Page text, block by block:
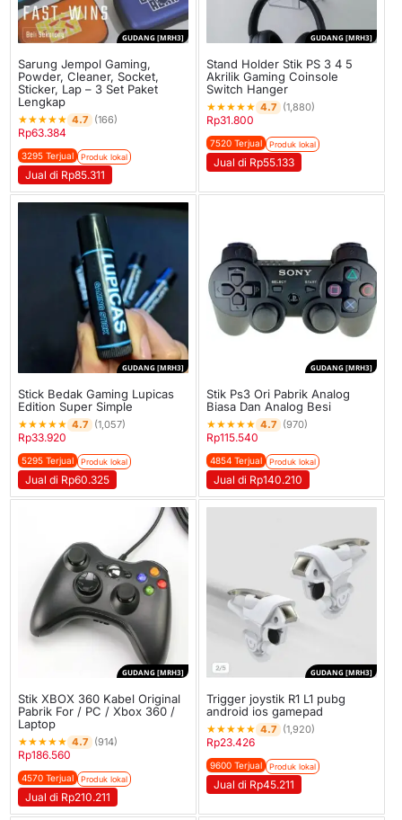
GUDANG [MRH3]
Sarung Jempol Gaming,
Powder, Cleaner, Socket,
Sticker, Lap – 3 Set Paket
Lengkap
★★★★★ 4.7 (166)
Rp63.384
3295 Terjual Produk lokal
Jual di Rp85.311
GUDANG [MRH3]
Stand Holder Stik PS 3 4 5
Akrilik Gaming Coinsole
Switch Hanger
★★★★★ 4.7 (1,880)
Rp31.800
7520 Terjual Produk lokal
Jual di Rp55.133
GUDANG [MRH3]
Stick Bedak Gaming Lupicas
Edition Super Simple
★★★★★ 4.7 (1,057)
Rp33.920
5295 Terjual Produk lokal
Jual di Rp60.325
GUDANG [MRH3]
Stik Ps3 Ori Pabrik Analog
Biasa Dan Analog Besi
★★★★★ 4.7 (970)
Rp115.540
4854 Terjual Produk lokal
Jual di Rp140.210
GUDANG [MRH3]
Stik XBOX 360 Kabel Original
Pabrik For / PC / Xbox 360 /
Laptop
★★★★★ 4.7 (914)
Rp186.560
4570 Terjual Produk lokal
Jual di Rp210.211
GUDANG [MRH3]
Trigger joystik R1 L1 pubg
android ios gamepad
★★★★★ 4.7 (1,920)
Rp23.426
9600 Terjual Produk lokal
Jual di Rp45.211